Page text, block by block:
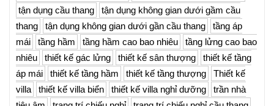
tận dụng cầu thang
tận dụng không gian dưới gầm cầu
thang
tận dụng không gian dưới gần cầu thang
tầng áp
mái
tầng hầm tầng hầm cao bao nhiêu
tầng lửng cao bao
nhiêu
thiết kế gác lửng thiết kế sân thượng
thiết kế tầng
áp mái
thiết kế tầng hầm thiết kế tầng thượng
Thiết kế
villa
thiết kế villa biển thiết kế villa nghỉ dưỡng
trần nhà